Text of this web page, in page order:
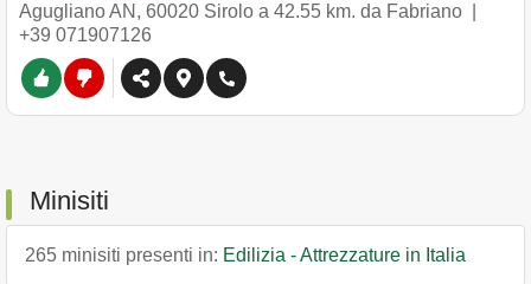
Agugliano AN , 60020 Sirolo a 42.55 km. da Fabriano |
+39 071907126
Minisiti
265 minisiti presenti in: Edilizia - Attrezzature in Italia